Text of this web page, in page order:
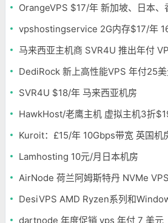
OrangeVPS $17/年 新加坡、日本、
vpshostingservice 2G内存$17/年
SVR4U $18/年 马来西亚机房
Kuroit：£15/年 10Gbps带宽 英国机
Lamhosting 10元/月日本机房
dartnode 年度促销 vps 年付 7 美元